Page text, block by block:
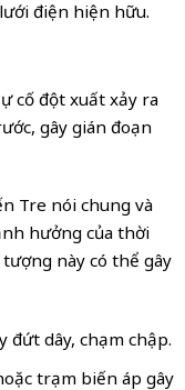
điện hiện hữu.
cố đột xuất xảy ra
gây gián đoạn
Tre nói chung và
hưởng của thời
này có thể gây
đứt dây, chạm chập.
trạm biến áp gây